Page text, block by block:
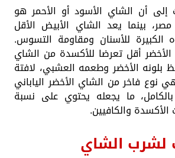
إلى أن الشاي الأسود أو الأحمر هو
بينما يعد الشاي الأبيض الأقل
الكبيرة للأسنان ومقاومة التسوس.
أقل تعرضا للأكسدة من الشاي
بلونه الأخضر وطعمه العشبي، لافتة
نوع فاخر من الشاي الأخضر الياباني
ما يجعله يحتوي على نسبة
والكافيين.
لشرب الشاي